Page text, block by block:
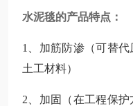
水泥毯的产品特点：
1、加筋防渗（可替
土工材料）
2、加固（在工程保